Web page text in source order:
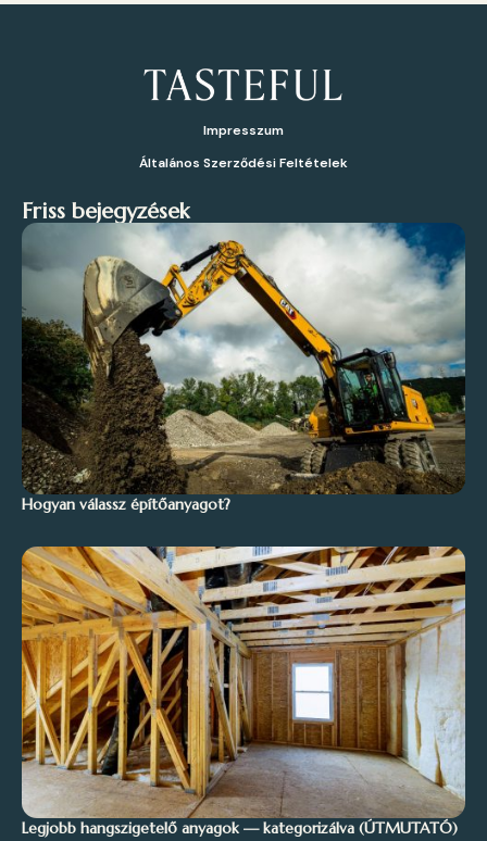
Impresszum
Általános Szerződési Feltételek
Friss bejegyzések
Hogyan válassz építőanyagot?
Legjobb hangszigetelő anyagok — kategorizálva (ÚTMUTATÓ)